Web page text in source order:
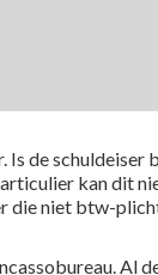
Is de schuldeiser
kan dit
die niet btw-
Al